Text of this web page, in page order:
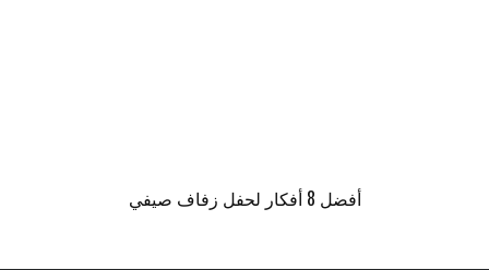
أفضل 8 أفكار لحفل زفاف صيفي